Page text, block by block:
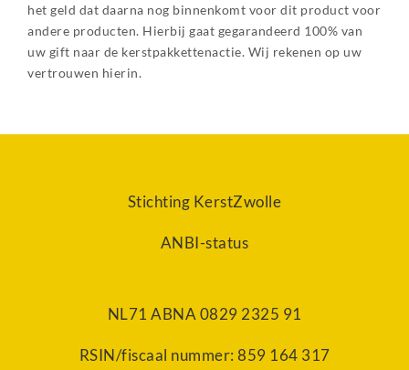
het geld dat daarna nog binnenkomt voor dit product voor
andere producten. Hierbij gaat gegarandeerd 100% van
uw gift naar de kerstpakkettenactie. Wij rekenen op uw
vertrouwen hierin.
Stichting KerstZwolle
ANBI-status
NL71 ABNA 0829 2325 91
RSIN/fiscaal nummer: 859 164 317